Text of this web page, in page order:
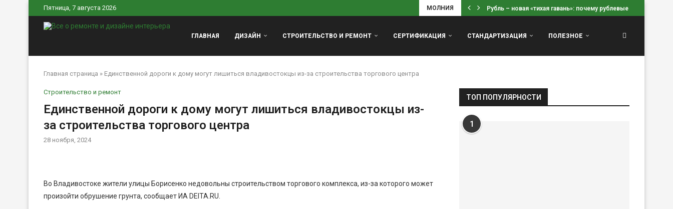
Пятница, 7 августа 2026 МОЛНИЯ Рубль – новая «тихая гавань»: почему рублевые вклады...
ГЛАВНАЯ ДИЗАЙН СТРОИТЕЛЬСТВО И РЕМОНТ СЕРТИФИКАЦИЯ СТАНДАРТИЗАЦИЯ ПОЛЕЗНОЕ
Главная страница » Единственной дороги к дому могут лишиться владивостокцы из-за строительства торгового центра
Строительство и ремонт
Единственной дороги к дому могут лишиться владивостокцы из-
за строительства торгового центра
28 ноября, 2024
Во Владивостоке жители улицы Борисенко недовольны строительством торгового комплекса, из-за которого может
произойти обрушение грунта, сообщает ИА DEITA.RU.
ТОП ПОПУЛЯРНОСТИ
1